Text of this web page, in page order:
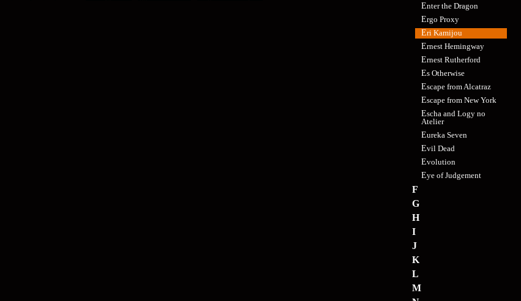
Enter the Dragon
Ergo Proxy
Eri Kamijou
Ernest Hemingway
Ernest Rutherford
Es Otherwise
Escape from Alcatraz
Escape from New York
Escha and Logy no
Atelier
Eureka Seven
Evil Dead
Evolution
Eye of Judgement
F
G
H
I
J
K
L
M